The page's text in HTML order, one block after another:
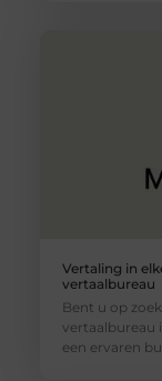
Vertaling in
vertaalbureau
Bent u op
vertaalbureau
een ervaren